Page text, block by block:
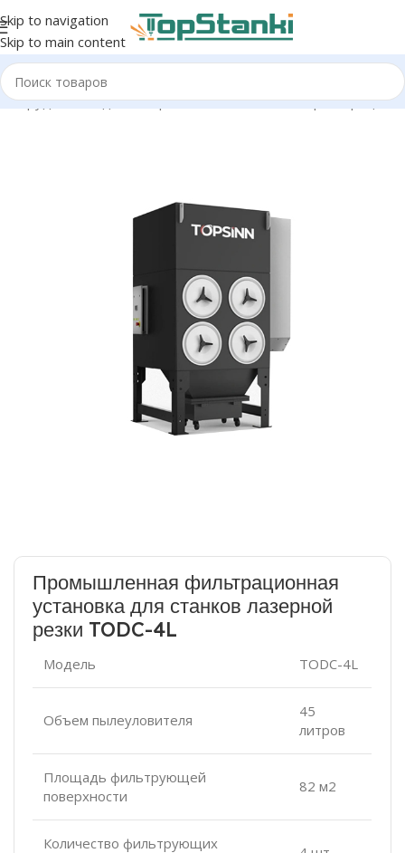
Skip to navigation
Skip to main content
для лазерных станков/Система фильтрации
Промышленная фильтрационная
установка для станков лазерной
резки TODC-4L
Модель TODC-4L
Объем пылеуловителя
45
литров
Площадь фильтрующей
поверхности
82 м2
Количество фильтрующих